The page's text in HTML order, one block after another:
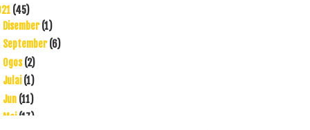
(45)
Disember(1)
September(6)
Ogos(2)
Julai(1)
Jun (11)
Mei(17)